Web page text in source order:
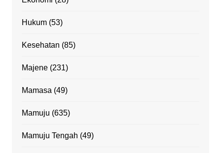
Hukum(53)
Kesehatan (85)
Majene(231)
Mamasa (49)
Mamuju (635)
Mamuju Tengah (49)